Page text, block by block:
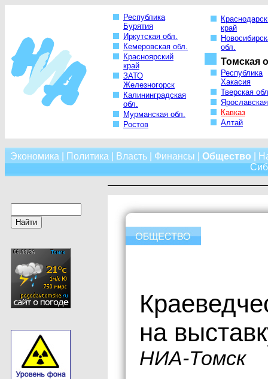
Республика
Бурятия
Иркутская обл.
Кемеровская обл.
Красноярский
край
ЗАТО
Железногорск
Калининградская
обл.
Мурманская обл.
Ростов
край
обл.
Томская
Республика
Хакасия
Тверская
Кавказ
Алтай
Экономика Политика Власть| Финансы Общество
на
НИА-Томск